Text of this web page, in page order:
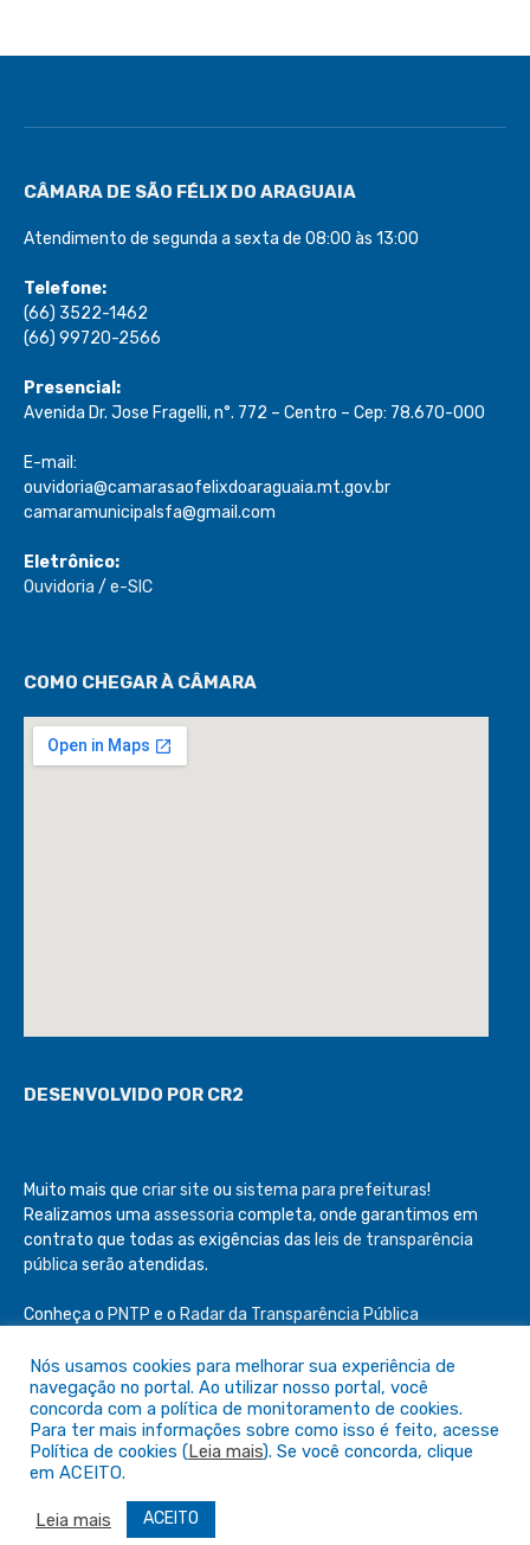
CÂMARA DE SÃO FÉLIX DO ARAGUAIA
Atendimento de segunda a sexta de 08:00 às 13:00
Telefone:
(66) 3522-1462
(66) 99720-2566
Presencial:
Avenida Dr. Jose Fragelli, n°. 772 – Centro – Cep: 78.670-000
E-mail:
ouvidoria@camarasaofelixdoaraguaia.mt.gov.br
camaramunicipalsfa@gmail.com
Eletrônico:
Ouvidoria / e-SIC
COMO CHEGAR À CÂMARA
DESENVOLVIDO POR CR2
Muito mais que criar site ou sistema para prefeituras!
Realizamos uma assessoria completa, onde garantimos em
contrato que todas as exigências das leis de transparência
pública serão atendidas.
Conheça o PNTP e o Radar da Transparência Pública
Todos os direitos reservados a Câmara de São Félix do Araguaia
Acessar o Webmail
Nós usamos cookies para melhorar sua experiência de
navegação no portal. Ao utilizar nosso portal, você
concorda com a política de monitoramento de cookies.
Para ter mais informações sobre como isso é feito, acesse
Política de cookies (Leia mais). Se você concorda, clique
em ACEITO.
Leia mais ACEITO